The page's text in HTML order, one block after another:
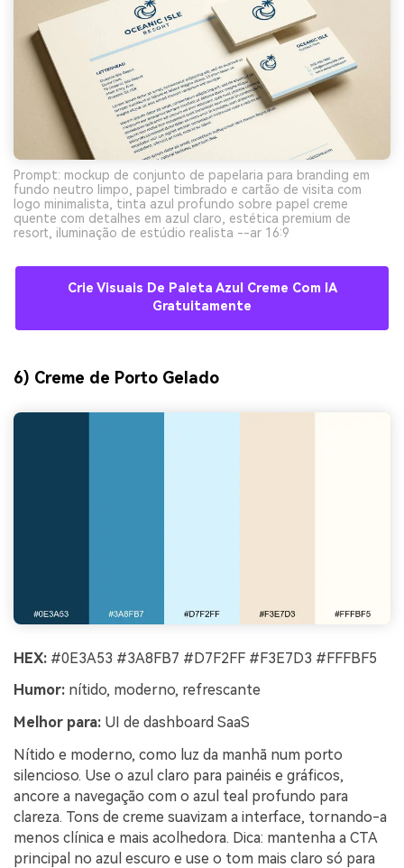
Prompt: mockup de conjunto de papelaria para branding em
fundo neutro limpo, papel timbrado e cartão de visita com
logo minimalista, tinta azul profundo sobre papel creme
quente com detalhes em azul claro, estética premium de
resort, iluminação de estúdio realista --ar 16:9
Crie Visuais De Paleta Azul Creme Com IA
Gratuitamente
6) Creme de Porto Gelado
HEX: #0E3A53 #3A8FB7 #D7F2FF #F3E7D3 #FFFBF5
Humor: nítido, moderno, refrescante
Melhor para: UI de dashboard SaaS
Nítido e moderno, como luz da manhã num porto
silencioso. Use o azul claro para painéis e gráficos,
ancore a navegação com o azul teal profundo para
clareza. Tons de creme suavizam a interface, tornando-a
menos clínica e mais acolhedora. Dica: mantenha a CTA
principal no azul escuro e use o tom mais claro só para